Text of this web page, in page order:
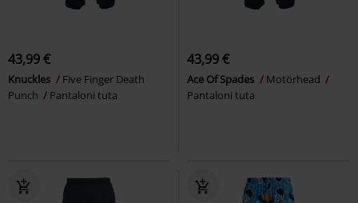
43,99 €
Knuckles
Five Finger Death
Punch
Pantaloni tuta
43,99 €
Ace Of Spades
Motörhead
Pantaloni tuta